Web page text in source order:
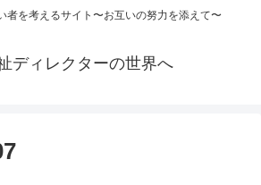
者を考えるサイト〜お互いの努力を添えて〜
ディレクターの世界へ